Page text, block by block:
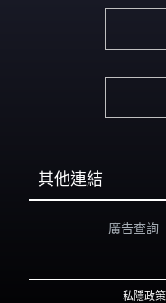
其他連結
廣告查詢
私隱政策